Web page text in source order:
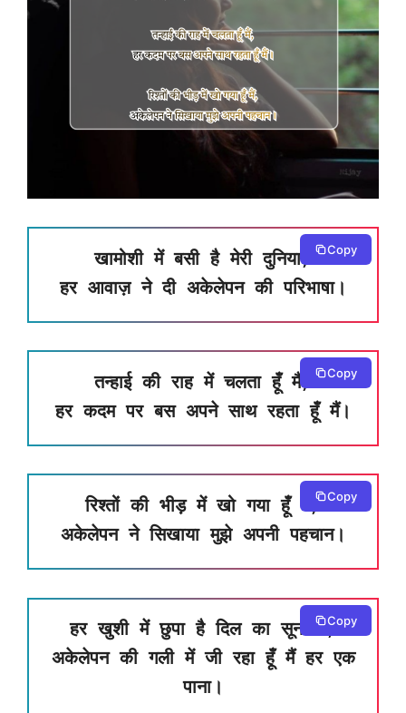
खामोशी में बसी है मेरी दुनिया,
हर आवाज़ ने दी अकेलेपन की परिभाषा।
Copy
तन्हाई की राह में चलता हूँ मैं,
हर कदम पर बस अपने साथ रहता हूँ मैं।
Copy
रिश्तों की भीड़ में खो गया हूँ मैं,
अकेलेपन ने सिखाया मुझे अपनी पहचान।
Copy
हर खुशी में छुपा है दिल का सूनापन,
अकेलेपन की गली में जी रहा हूँ मैं हर एक
पाना।
Copy